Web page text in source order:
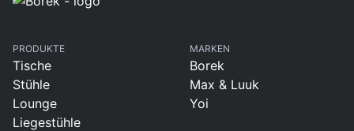
PRODUKTE
Tische
Stühle
Lounge
Liegestühle
MARKEN
Borek
Max & Luuk
Yoi